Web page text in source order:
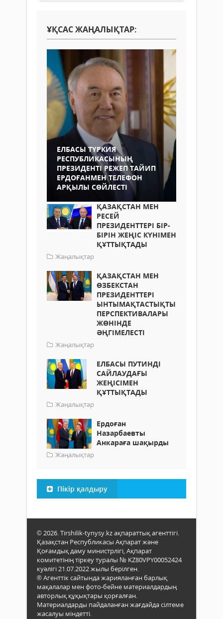
ҰҚСАС ЖАҢАЛЫҚТАР:
ЕЛБАСЫ ТҮРКИЯ
РЕСПУБЛИКАСЫНЫҢ
ПРЕЗИДЕНТІ РЕЖЕП ТАЙИП
ЕРДОҒАНМЕН ТЕЛЕФОН
АРҚЫЛЫ СӨЙЛЕСТІ
ҚАЗАҚСТАН МЕН
РЕСЕЙ
ПРЕЗИДЕНТТЕРІ БІР-
БІРІН ЖЕҢІС КҮНІМЕН
ҚҰТТЫҚТАДЫ
Жаңалықтар
ҚАЗАҚСТАН МЕН
ӨЗБЕКСТАН
ПРЕЗИДЕНТТЕРІ
ЫНТЫМАҚТАСТЫҚТЫҢ
ПЕРСПЕКТИВАЛАРЫ
ЖӨНІНДЕ
ӘҢГІМЕЛЕСТІ
Жаңалықтар
ЕЛБАСЫ ПУТИНДІ
САЙЛАУДАҒЫ
ЖЕҢІСІМЕН
ҚҰТТЫҚТАДЫ
Жаңалықтар
Ердоған
Назарбаевты
Анкараға шақырды
Жаңалықтар
Пікір қалдыру
© 2026. Tirshilik-tynysy.kz ақпараттық агенттігі.
Қазақстан Республикасы Ақпарат және
Қоғамдық даму министрлігі, Ақпарат
комитетінің тіркеу туралы № KZ80VPY00052424
куәлігі 21.07.2022 жылы берілген.
® Агенттік сайтында жарияланған барлық
мақалалар мен фото-бейне материалдардың
авторлық құқықтары қорғалған.
Материалдарды пайдаланған жағдайда сілтеме
жасалуы міндетті.